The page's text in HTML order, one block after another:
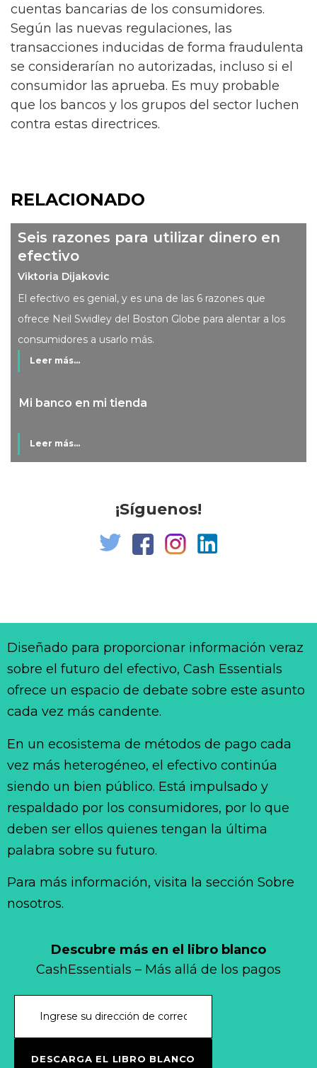
cuentas bancarias de los consumidores.
Según las nuevas regulaciones, las
transacciones inducidas de forma fraudulenta
se considerarían no autorizadas, incluso si el
consumidor las aprueba. Es muy probable
que los bancos y los grupos del sector luchen
contra estas directrices.
RELACIONADO
Seis razones para utilizar dinero en
efectivo
Viktoria Dijakovic
El efectivo es genial, y es una de las 6 razones que
ofrece Neil Swidley del Boston Globe para alentar a los
consumidores a usarlo más.
Leer más...
Mi banco en mi tienda
Leer más...
¡Síguenos!
Descubre más en el libro blanco
CashEssentials – Más allá de los pagos
DESCARGA EL LIBRO BLANCO
Diseñado para proporcionar información veraz
sobre el futuro del efectivo, Cash Essentials
ofrece un espacio de debate sobre este asunto
cada vez más candente.
En un ecosistema de métodos de pago cada
vez más heterogéneo, el efectivo continúa
siendo un bien público. Está impulsado y
respaldado por los consumidores, por lo que
deben ser ellos quienes tengan la última
palabra sobre su futuro.
Para más información, visita la sección Sobre
nosotros.